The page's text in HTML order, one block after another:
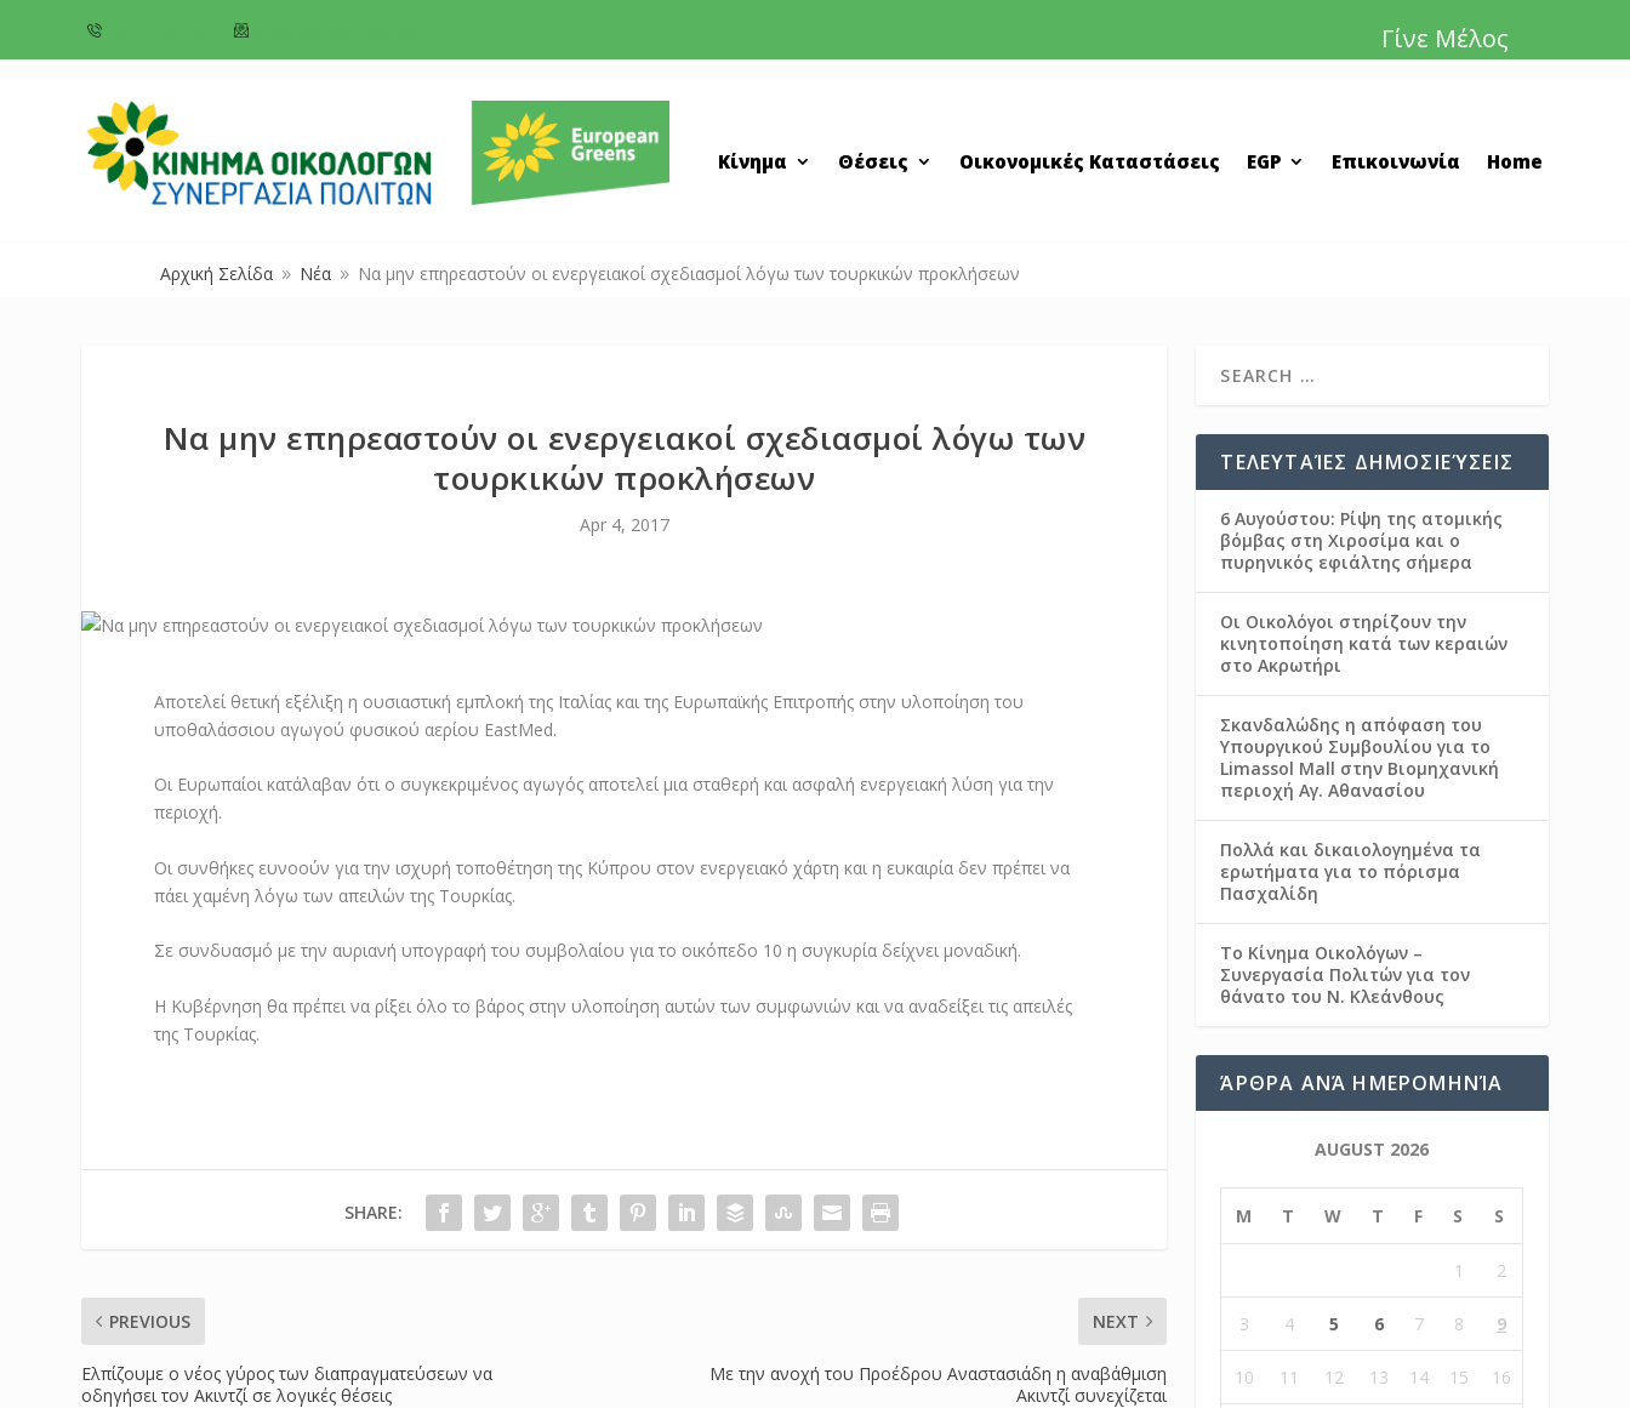
Γίνε Μέλος
Κίνημα Θέσεις Οικονομικές Καταστάσεις EGP Επικοινωνία Home
Αρχική Σελίδα 9 Νέα 9 Να μην επηρεαστούν οι ενεργειακοί σχεδιασμοί λόγω των τουρκικών προκλήσεων
Να μην επηρεαστούν οι ενεργειακοί σχεδιασμοί λόγω των
τουρκικών προκλήσεων
Apr 4, 2017
Αποτελεί θετική εξέλιξη η ουσιαστική εμπλοκή της Ιταλίας και της Ευρωπαϊκής Επιτροπής στην υλοποίηση του
υποθαλάσσιου αγωγού φυσικού αερίου EastMed.
Οι Ευρωπαίοι κατάλαβαν ότι ο συγκεκριμένος αγωγός αποτελεί μια σταθερή και ασφαλή ενεργειακή λύση για την
περιοχή.
Οι συνθήκες ευνοούν για την ισχυρή τοποθέτηση της Κύπρου στον ενεργειακό χάρτη και η ευκαιρία δεν πρέπει να
πάει χαμένη λόγω των απειλών της Τουρκίας.
Σε συνδυασμό με την αυριανή υπογραφή του συμβολαίου για το οικόπεδο 10 η συγκυρία δείχνει μοναδική.
Η Κυβέρνηση θα πρέπει να ρίξει όλο το βάρος στην υλοποίηση αυτών των συμφωνιών και να αναδείξει τις απειλές
της Τουρκίας.
SHARE:
PREVIOUS
Ελπίζουμε ο νέος γύρος των διαπραγματεύσεων να
οδηγήσει τον Ακιντζί σε λογικές θέσεις
NEXT
Με την ανοχή του Προέδρου Αναστασιάδη η αναβάθμιση
Ακιντζί συνεχίζεται
ΤΕΛΕΥΤΑΊΕΣ ΔΗΜΟΣΙΕΎΣΕΙΣ
6 Αυγούστου: Ρίψη της ατομικής
βόμβας στη Χιροσίμα και ο
πυρηνικός εφιάλτης σήμερα
Οι Οικολόγοι στηρίζουν την
κινητοποίηση κατά των κεραιών
στο Ακρωτήρι
Σκανδαλώδης η απόφαση του
Υπουργικού Συμβουλίου για το
Limassol Mall στην Βιομηχανική
περιοχή Αγ. Αθανασίου
Πολλά και δικαιολογημένα τα
ερωτήματα για το πόρισμα
Πασχαλίδη
Το Κίνημα Οικολόγων –
Συνεργασία Πολιτών για τον
θάνατο του Ν. Κλεάνθους
ΆΡΘΡΑ ΑΝΆ ΗΜΕΡΟΜΗΝΊΑ
AUGUST 2026
M T W T F S S
1 2
3 4 5 6 7 8 9
10 11 12 13 14 15 16